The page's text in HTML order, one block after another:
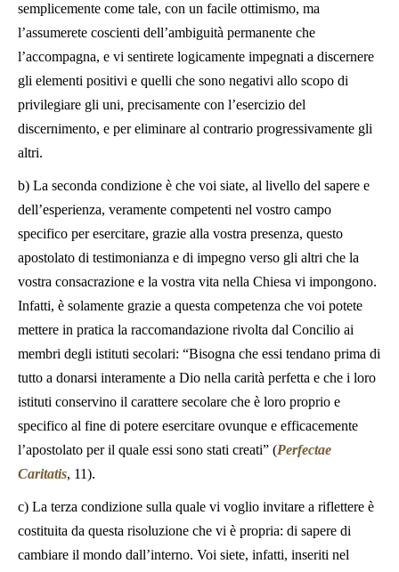
semplicemente come tale, con un facile ottimismo, ma
l’assumerete coscienti dell’ambiguità permanente che
l’accompagna, e vi sentirete logicamente impegnati a discernere
gli elementi positivi e quelli che sono negativi allo scopo di
privilegiare gli uni, precisamente con l’esercizio del
discernimento, e per eliminare al contrario progressivamente gli
altri.
b) La seconda condizione è che voi siate, al livello del sapere e
dell’esperienza, veramente competenti nel vostro campo
specifico per esercitare, grazie alla vostra presenza, questo
apostolato di testimonianza e di impegno verso gli altri che la
vostra consacrazione e la vostra vita nella Chiesa vi impongono.
Infatti, è solamente grazie a questa competenza che voi potete
mettere in pratica la raccomandazione rivolta dal Concilio ai
membri degli istituti secolari: “Bisogna che essi tendano prima di
tutto a donarsi interamente a Dio nella carità perfetta e che i loro
istituti conservino il carattere secolare che è loro proprio e
specifico al fine di potere esercitare ovunque e efficacemente
l’apostolato per il quale essi sono stati creati” (Perfectae
Caritatis, 11).
c) La terza condizione sulla quale vi voglio invitare a riflettere è
costituita da questa risoluzione che vi è propria: di sapere di
cambiare il mondo dall’interno. Voi siete, infatti, inseriti nel